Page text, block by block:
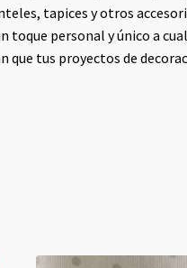
tapices y otros
toque personal y único a
que tus proyectos de